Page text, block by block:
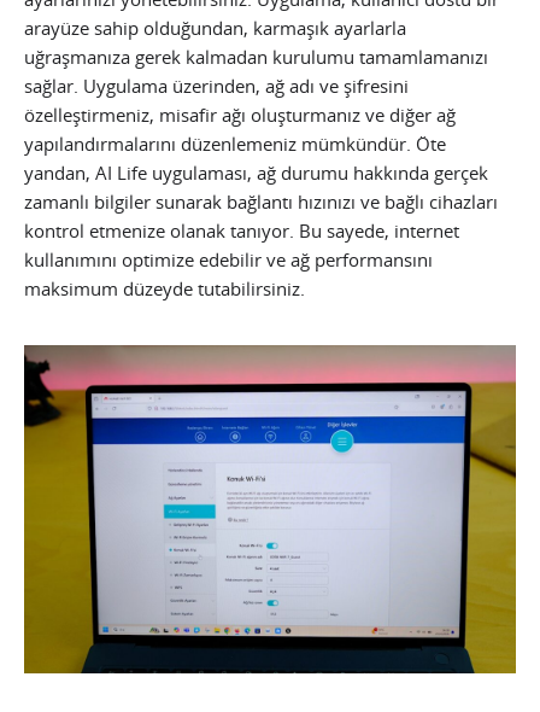
arayüze sahip olduğundan, karmaşık ayarlarla
uğraşmanıza gerek kalmadan kurulumu tamamlamanızı
sağlar. Uygulama üzerinden, ağ adı ve şifresini
özelleştirmeniz, misafir ağı oluşturmanız ve diğer ağ
yapılandırmalarını düzenlemeniz mümkündür. Öte
yandan, AI Life uygulaması, ağ durumu hakkında gerçek
zamanlı bilgiler sunarak bağlantı hızınızı ve bağlı cihazları
kontrol etmenize olanak tanıyor. Bu sayede, internet
kullanımını optimize edebilir ve ağ performansını
maksimum düzeyde tutabilirsiniz.